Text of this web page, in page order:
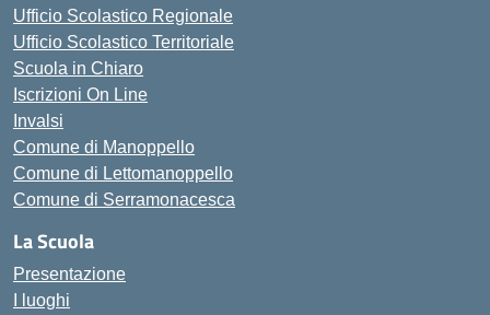
Ufficio Scolastico Regionale
Ufficio Scolastico Territoriale
Scuola in Chiaro
Iscrizioni On Line
Invalsi
Comune di Manoppello
Comune di Lettomanoppello
Comune di Serramonacesca
La Scuola
Presentazione
I luoghi